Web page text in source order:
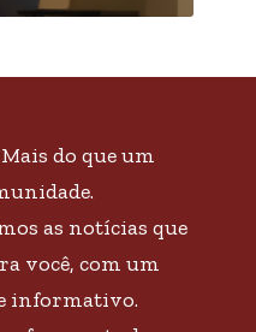
do que um
as notícias que
você, com um
informativo.